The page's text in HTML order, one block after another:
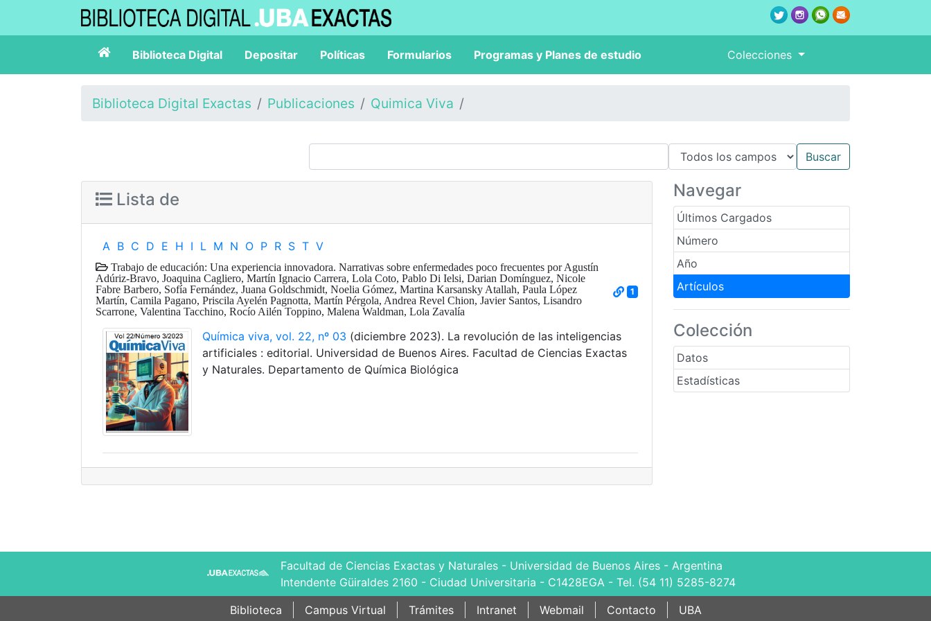
Biblioteca Digital Depositar Políticas Formularios Programas y Planes de estudio Colecciones
Biblioteca Digital Exactas Publicaciones Quimica Viva
Navegar
Últimos Cargados
Número
Año
Artículos
Colección
Datos
Estadísticas
Lista de
A B C D E H I L M N O P R S T V
Trabajo de educación: Una experiencia innovadora. Narrativas sobre enfermedades poco frecuentes por Agustín
Adúriz-Bravo, Joaquina Cagliero, Martín Ignacio Carrera, Lola Coto, Pablo Di Ielsi, Darian Domínguez, Nicole
Fabre Barbero, Sofía Fernández, Juana Goldschmidt, Noelia Gómez, Martina Karsansky Atallah, Paula López
Martín, Camila Pagano, Priscila Ayelén Pagnotta, Martín Pérgola, Andrea Revel Chion, Javier Santos, Lisandro
Scarrone, Valentina Tacchino, Rocío Ailén Toppino, Malena Waldman, Lola Zavalía
1
Química viva, vol. 22, nº 03 (diciembre 2023). La revolución de las inteligencias
artificiales : editorial. Universidad de Buenos Aires. Facultad de Ciencias Exactas
y Naturales. Departamento de Química Biológica
Facultad de Ciencias Exactas y Naturales - Universidad de Buenos Aires - Argentina
Intendente Güiraldes 2160 - Ciudad Universitaria - C1428EGA - Tel. (54 11) 5285-8274
Biblioteca
Campus Virtual Trámites Intranet Webmail Contacto UBA